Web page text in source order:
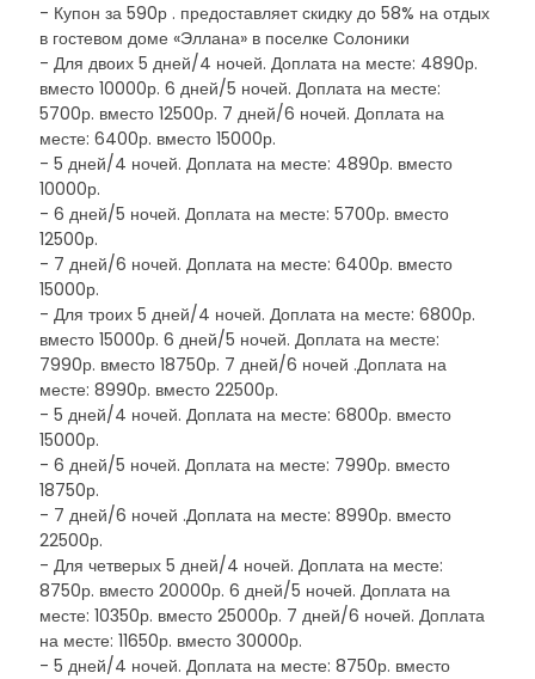
- Купон за 590р . предоставляет скидку до 58% на отдых
в гостевом доме «Эллана» в поселке Солоники
- Для двоих 5 дней/4 ночей. Доплата на месте: 4890р.
вместо 10000р. 6 дней/5 ночей. Доплата на месте:
5700р. вместо 12500р. 7 дней/6 ночей. Доплата на
месте: 6400р. вместо 15000р.
- 5 дней/4 ночей. Доплата на месте: 4890р. вместо
10000р.
- 6 дней/5 ночей. Доплата на месте: 5700р. вместо
12500р.
- 7 дней/6 ночей. Доплата на месте: 6400р. вместо
15000р.
- Для троих 5 дней/4 ночей. Доплата на месте: 6800р.
вместо 15000р. 6 дней/5 ночей. Доплата на месте:
7990р. вместо 18750р. 7 дней/6 ночей .Доплата на
месте: 8990р. вместо 22500р.
- 5 дней/4 ночей. Доплата на месте: 6800р. вместо
15000р.
- 6 дней/5 ночей. Доплата на месте: 7990р. вместо
18750р.
- 7 дней/6 ночей .Доплата на месте: 8990р. вместо
22500р.
- Для четверых 5 дней/4 ночей. Доплата на месте:
8750р. вместо 20000р. 6 дней/5 ночей. Доплата на
месте: 10350р. вместо 25000р. 7 дней/6 ночей. Доплата
на месте: 11650р. вместо 30000р.
- 5 дней/4 ночей. Доплата на месте: 8750р. вместо